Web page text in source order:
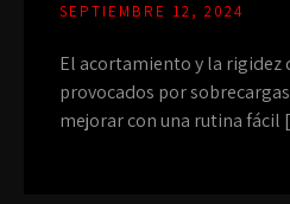
SEPTIEMBRE 12, 2024
El acortamiento y la rigidez
provocados por
mejorar con una rutina